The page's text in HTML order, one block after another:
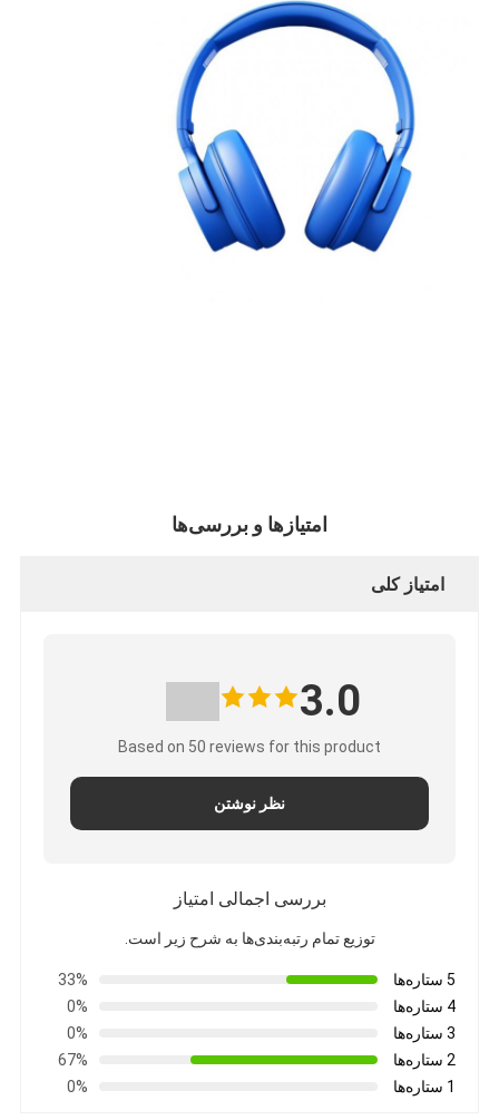
امتیازها و بررسی‌ها
امتیاز کلی
3.0
Based on 50 reviews for this product
نظر نوشتن
بررسی اجمالی امتیاز
توزیع تمام رتبه‌بندی‌ها به شرح زیر است.
5 ستاره‌ها
33%
4 ستاره‌ها
0%
3 ستاره‌ها
0%
2 ستاره‌ها
67%
1 ستاره‌ها
0%